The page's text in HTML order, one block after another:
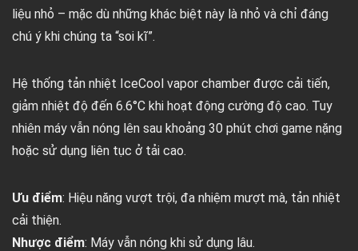
liệu nhỏ – mặc dù những khác biệt này là nhỏ và chỉ đáng
chú ý khi chúng ta “soi kĩ”.
Hệ thống tản nhiệt IceCool vapor chamber được cải tiến,
giảm nhiệt độ đến 6.6°C khi hoạt động cường độ cao. Tuy
nhiên máy vẫn nóng lên sau khoảng 30 phút chơi game nặng
hoặc sử dụng liên tục ở tải cao.
Ưu điểm: Hiệu năng vượt trội, đa nhiệm mượt mà, tản nhiệt
cải thiện.
Nhược điểm: Máy vẫn nóng khi sử dụng lâu.